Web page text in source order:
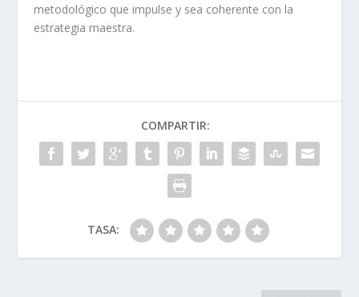
metodológico que impulse y sea coherente con la
estrategia maestra.
COMPARTIR:
TASA: